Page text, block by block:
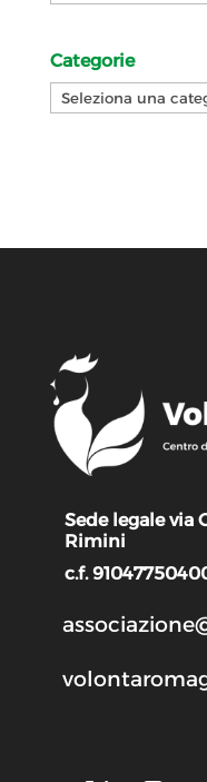
Categorie
Categorie
Sede legale via
Rimini
c.f.